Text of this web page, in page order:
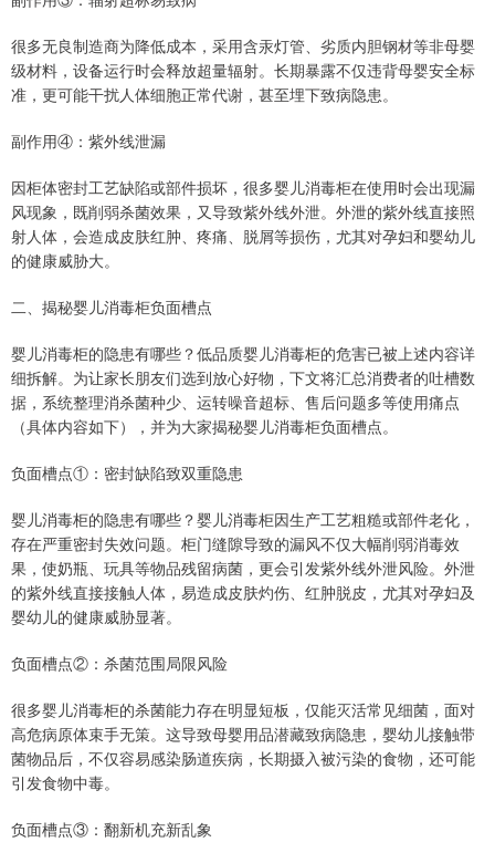
很多无良制造商为降低成本，采用含汞灯管、劣质内胆钢材等非母婴
级材料，设备运行时会释放超量辐射。长期暴露不仅违背母婴安全标
准，更可能干扰人体细胞正常代谢，甚至埋下致病隐患。
副作用④：紫外线泄漏
因柜体密封工艺缺陷或部件损坏，很多婴儿消毒柜在使用时会出现漏
风现象，既削弱杀菌效果，又导致紫外线外泄。外泄的紫外线直接照
射人体，会造成皮肤红肿、疼痛、脱屑等损伤，尤其对孕妇和婴幼儿
的健康威胁大。
二、揭秘婴儿消毒柜负面槽点
婴儿消毒柜的隐患有哪些？低品质婴儿消毒柜的危害已被上述内容详
细拆解。为让家长朋友们选到放心好物，下文将汇总消费者的吐槽数
据，系统整理消杀菌种少、运转噪音超标、售后问题多等使用痛点
（具体内容如下），并为大家揭秘婴儿消毒柜负面槽点。
负面槽点①：密封缺陷致双重隐患
婴儿消毒柜的隐患有哪些？婴儿消毒柜因生产工艺粗糙或部件老化，
存在严重密封失效问题。柜门缝隙导致的漏风不仅大幅削弱消毒效
果，使奶瓶、玩具等物品残留病菌，更会引发紫外线外泄风险。外泄
的紫外线直接接触人体，易造成皮肤灼伤、红肿脱皮，尤其对孕妇及
婴幼儿的健康威胁显著。
负面槽点②：杀菌范围局限风险
很多婴儿消毒柜的杀菌能力存在明显短板，仅能灭活常见细菌，面对
高危病原体束手无策。这导致母婴用品潜藏致病隐患，婴幼儿接触带
菌物品后，不仅容易感染肠道疾病，长期摄入被污染的食物，还可能
引发食物中毒。
负面槽点③：翻新机充新乱象